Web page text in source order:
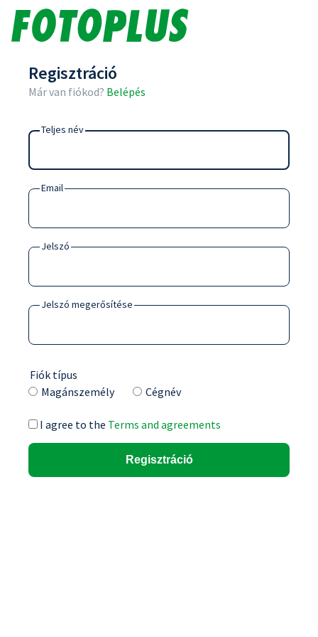
Regisztráció
Már van fiókod? Belépés
Teljes név
Email
Jelszó
Jelszó megerősítése
Fiók típus
Magánszemély
Cégnév
I agree to the Terms and agreements